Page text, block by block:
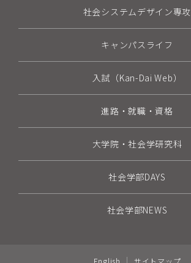
社会システムデザイン専攻
キャンパスライフ
入試（Kan-Dai Web）
進路・就職・資格
大学院・社会学研究科
社会学部DAYS
社会学部NEWS
English サイトマップ